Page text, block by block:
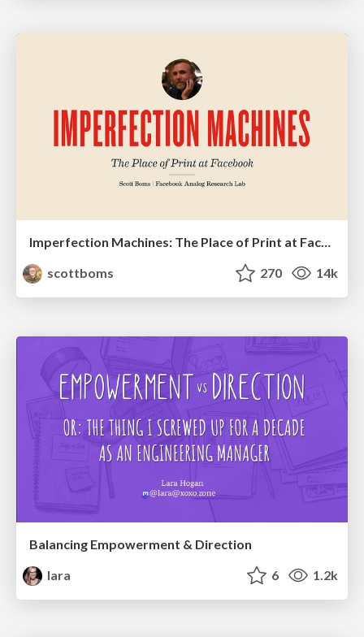
Imperfection Machines: The Place of Print at Facebook
scottboms
270 14k
Balancing Empowerment & Direction
lara
6 1.2k